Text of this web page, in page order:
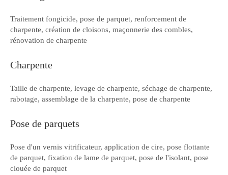
Traitement fongicide, pose de parquet, renforcement de
charpente, création de cloisons, maçonnerie des combles,
rénovation de charpente
Charpente
Taille de charpente, levage de charpente, séchage de charpente,
rabotage, assemblage de la charpente, pose de charpente
Pose de parquets
Pose d'un vernis vitrificateur, application de cire, pose flottante
de parquet, fixation de lame de parquet, pose de l'isolant, pose
clouée de parquet